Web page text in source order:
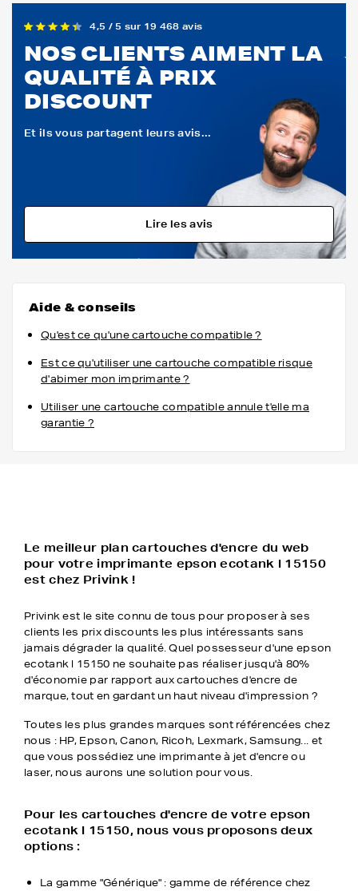
4,5 / 5 sur 19 468 avis
NOS CLIENTS AIMENT LA
QUALITÉ À PRIX
DISCOUNT
Et ils vous partagent leurs avis...
Lire les avis
Aide & conseils
Qu'est ce qu'une cartouche compatible ?
Est ce qu'utiliser une cartouche compatible risque
d'abimer mon imprimante ?
Utiliser une cartouche compatible annule t'elle ma
garantie ?
Le meilleur plan cartouches d'encre du web
pour votre imprimante epson ecotank l 15150
est chez Privink !
Privink est le site connu de tous pour proposer à ses
clients les prix discounts les plus intéressants sans
jamais dégrader la qualité. Quel possesseur d'une epson
ecotank l 15150 ne souhaite pas réaliser jusqu'à 80%
d'économie par rapport aux cartouches d'encre de
marque, tout en gardant un haut niveau d'impression ?
Toutes les plus grandes marques sont référencées chez
nous : HP, Epson, Canon, Ricoh, Lexmark, Samsung... et
que vous possédiez une imprimante à jet d'encre ou
laser, nous aurons une solution pour vous.
Pour les cartouches d'encre de votre epson
ecotank l 15150, nous vous proposons deux
options :
La gamme "Générique" : gamme de référence chez